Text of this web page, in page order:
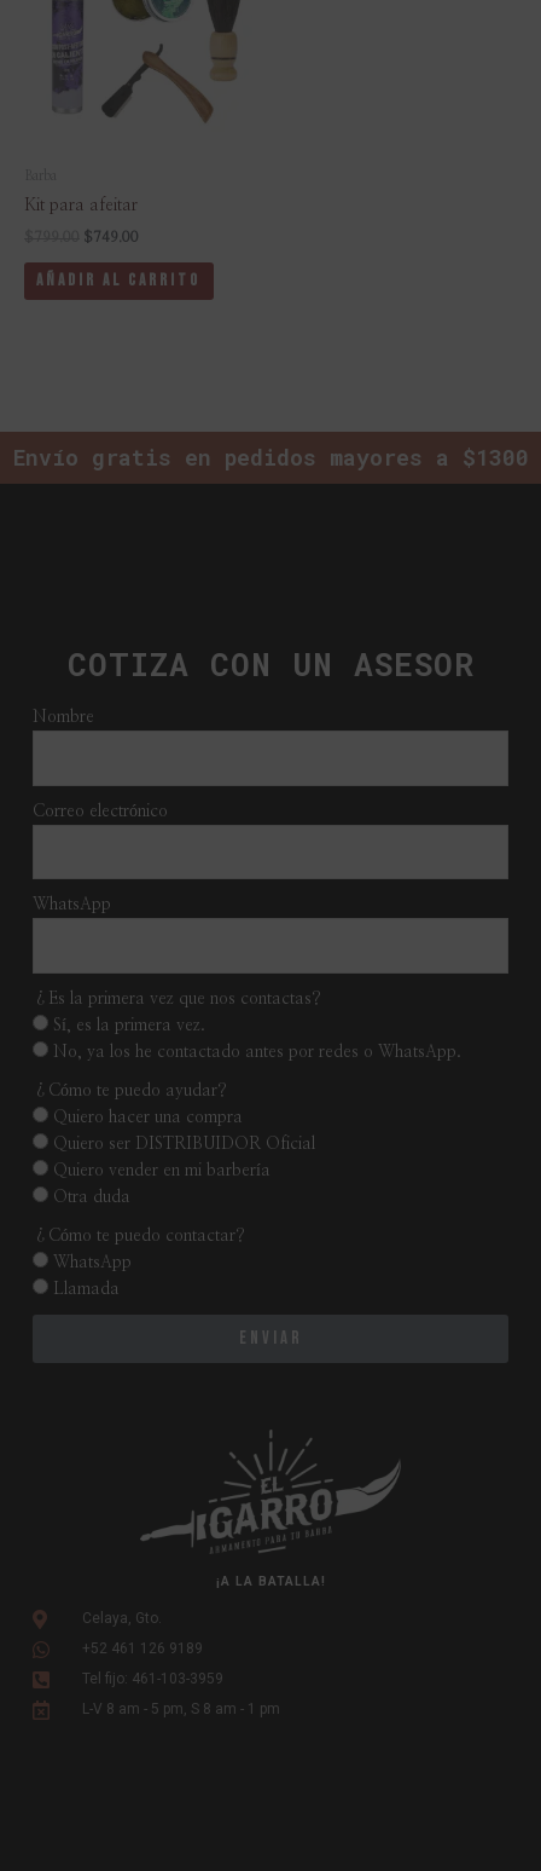
Kit para afeitar
$799.00.
$749.00
$749.00.
Añadir Al Carrito
Envío gratis en pedidos mayores a $1300
¡A LA BATALLA!
Celaya, Gto.
+52 461 126 9189
Tel fijo: 461-103-3959
L-V 8 am - 5 pm, S 8 am - 1 pm
COTIZA CON UN ASESOR
Nombre
Correo electrónico
WhatsApp
¿Es la primera vez que nos contactas?
Sí, es la primera vez.
No, ya los he contactado antes por redes o WhatsApp.
¿Cómo te puedo ayudar?
Quiero hacer una compra
Quiero ser DISTRIBUIDOR Oficial
Quiero vender en mi barbería
Otra duda
¿Cómo te puedo contactar?
WhatsApp
Llamada
Enviar